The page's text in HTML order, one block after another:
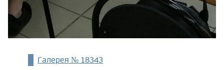
Галерея № 18343